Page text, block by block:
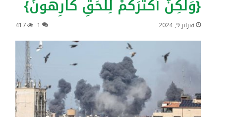
{وَلَٰكِنَّ أَكْثَرَكُمْ لِلْحَقِّ كَارِهُونَ}
فبراير 9, 2024 1
417